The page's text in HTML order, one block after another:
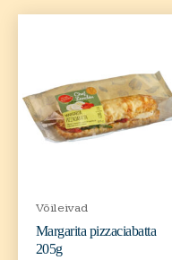
Võileivad
Margarita pizzaciabatta
205g